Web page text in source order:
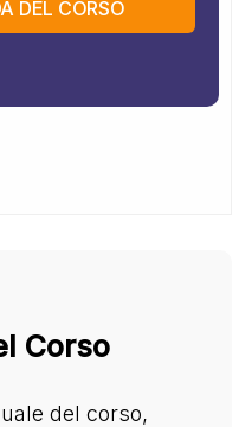
DEL CORSO
Corso
del corso,